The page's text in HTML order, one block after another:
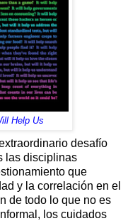
Help Us
desafío
las disciplinas
que
y la correlación en el
de todo lo que no es
los cuidados